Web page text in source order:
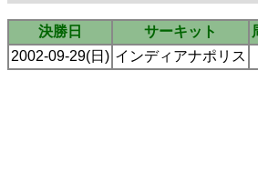
決勝日 サーキット
2002-09-29(日) インディアナポリス